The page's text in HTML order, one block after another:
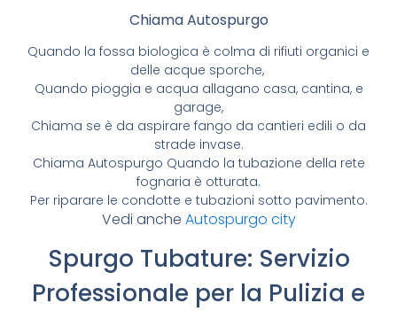
Chiama Autospurgo
Quando la fossa biologica è colma di rifiuti organici e
delle acque sporche,
Quando pioggia e acqua allagano casa, cantina, e
garage,
Chiama se è da aspirare fango da cantieri edili o da
strade invase.
Chiama Autospurgo Quando la tubazione della rete
fognaria è otturata.
Per riparare le condotte e tubazioni sotto pavimento.
Vedi anche Autospurgo city
Spurgo Tubature: Servizio
Professionale per la Pulizia e